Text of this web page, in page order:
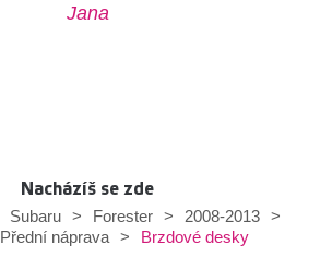
Jana
Nacházíš se zde
Subaru > Forester > 2008-2013 >
Přední náprava > Brzdové desky